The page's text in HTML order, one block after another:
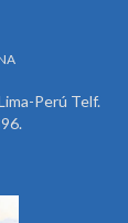
Perú Telf.